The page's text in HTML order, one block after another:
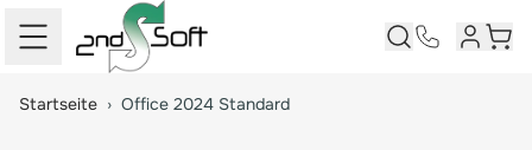
Startseite › Office 2024 Standard